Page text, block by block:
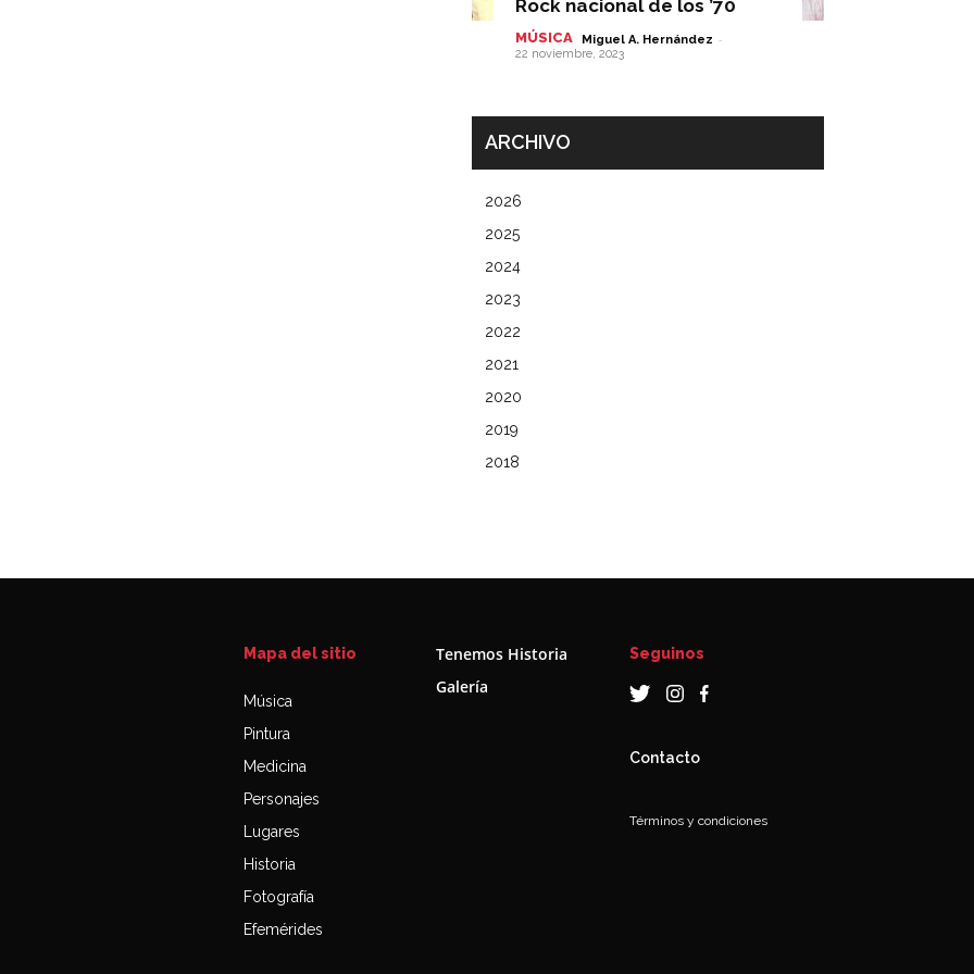
Rock nacional de los ’70
MÚSICA Miguel A. Hernández -
22 noviembre, 2023
ARCHIVO
2026
2025
2024
2023
2022
2021
2020
2019
2018
Mapa del sitio
Música
Pintura
Medicina
Personajes
Lugares
Historia
Fotografía
Efemérides
Tenemos Historia
Galería
Seguinos
Contacto
Términos y condiciones